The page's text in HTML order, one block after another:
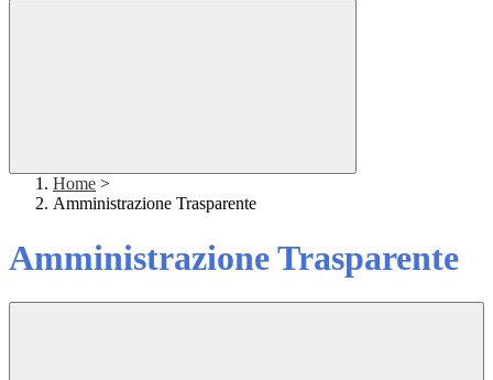
Home >
Amministrazione Trasparente
Amministrazione Trasparente